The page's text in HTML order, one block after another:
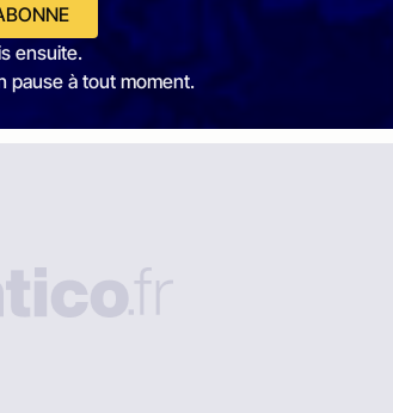
ensuite.
pause à tout moment.